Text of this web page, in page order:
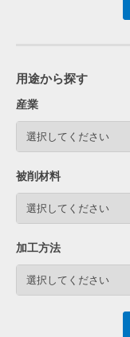
用途から探す
産業
選択してください
被削材料
選択してください
加工方法
選択してください